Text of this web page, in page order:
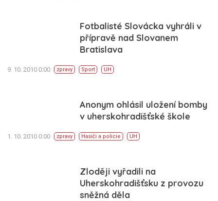
Fotbalisté Slovácka vyhráli v
přípravě nad Slovanem
Bratislava
9. 10. 2010 0:00 zpravy Sport UH
Anonym ohlásil uložení bomby
v uherskohradišťské škole
1. 10. 2010 0:00 zpravy Hasiči a policie UH
Zloději vyřadili na
Uherskohradišťsku z provozu
sněžná děla